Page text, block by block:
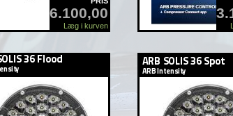
6.100,00
Læg i kurven